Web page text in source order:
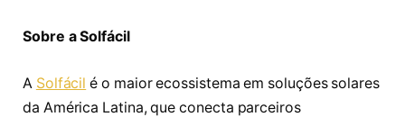
Sobre a Solfácil
A Solfácil é o maior ecossistema em soluções solares
da América Latina, que conecta parceiros